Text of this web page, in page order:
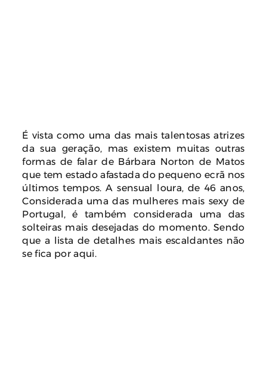
É vista como uma das mais talentosas atrizes
da sua geração, mas existem muitas outras
formas de falar de Bárbara Norton de Matos
que tem estado afastada do pequeno ecrã nos
últimos tempos. A sensual loura, de 46 anos,
Considerada uma das mulheres mais sexy de
Portugal, é também considerada uma das
solteiras mais desejadas do momento. Sendo
que a lista de detalhes mais escaldantes não
se fica por aqui.